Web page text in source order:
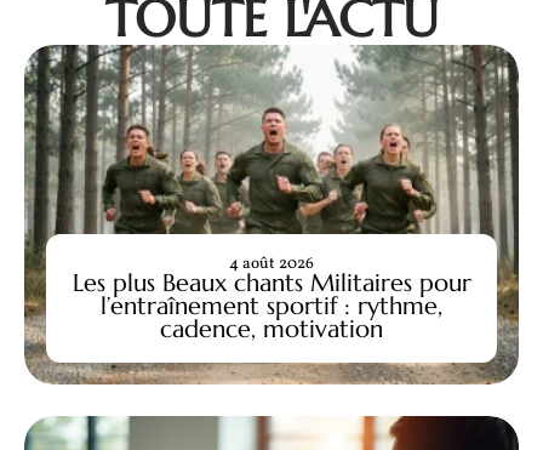
TOUTE L'ACTU
Les plus Beaux chants Militaires pour
l’entraînement sportif : rythme,
cadence, motivation
4 août 2026